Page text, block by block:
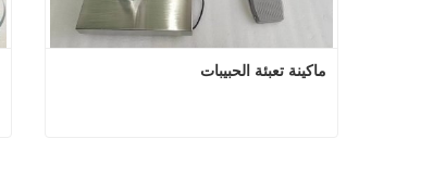
ماكينة تعبئة الحبيبات